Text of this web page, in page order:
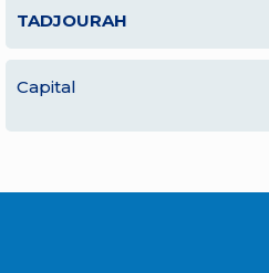
TADJOURAH
Capital